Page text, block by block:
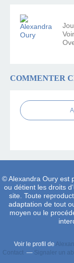
COMMENTER
© Alexandra Oury est
ou détient les droits
site. Toute
adaptation de tout
moyen ou le
Voir le profil de
Contact
Signaler un